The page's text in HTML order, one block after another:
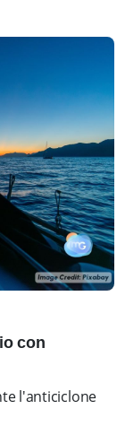
con
l'anticiclone